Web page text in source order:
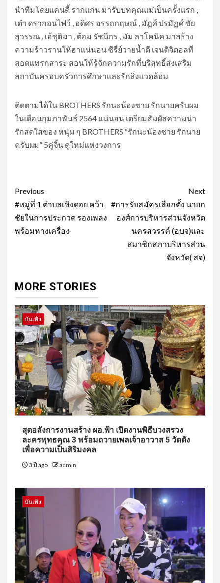
นำทีมโดยแคนดี้ รากแก่น มารับบทคุณแม่เป็นครั้งแรก ,
เต๋า ดรากอนไฟว์ , อดิศร อรรถกฤษณ์ , มัฏศ์ ปรมัฏศ์ ชัย
สุวรรณ , เอ้ชุติมา , ต้อม รัชนีกร , มัม ลาโคนิค มาสร้าง
ความร้าวรานให้ฮาแน่นอน ซีรี่ย์วายน้ำดี เจนดิจิตอลที่
สอดแทรกสาระ สอนให้รู้จักความรักที่บริสุทธิ์ส่งเสริม
สถาบันครอบครัวการศึกษาและรักสิ่งแวดล้อม
ติดตามได้ใน BROTHERS รักนะน้องชาย รักนายครับผม
ในเดือนกุมภาพันธ์ 2564 แน่นอน เตรียมสัมผัสความน่า
รักสดใสของ หนุ่ม ๆ BROTHERS “รักนะน้องชาย รักนาย
ครับผม” 5คู่จิ้น ดูใหม่แห่งวงการ
Post
navigation
Previous
#หมู่ที่ 1 ตำบลเชิงดอย คว้า
ชัยในการประกวด รองเพลง
พร้อมหางเครื่อง
Next
#การรับสมัครเลือกตั้ง นายก
องศ์การบริหารส่วนจังหวัด
นครสวรรค์ (อบจ)และ
สมาชิกสภาบริหารส่วน
จังหวัด( สจ)
MORE STORIES
บันเทิง
สุดอลังการงานสร้าง ผอ.ฟ้า เปิดงานพิธีบวงสรวง
ละครพุทธคุณ 3 พร้อมถวายเพลเจ้าอาวาส 5 วัดดัง
เพื่อความเป็นสิริมงคล
3 ปี ago admin
บันเทิง